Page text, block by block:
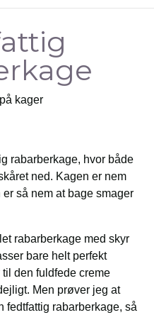
kager
rabarberkage, hvor både
ned. Kagen er nem
så nem at bage smager
rabarberkage med skyr
bare helt perfekt
den fuldfede creme
Men prøver jeg at
fedtfattig rabarberkage, så